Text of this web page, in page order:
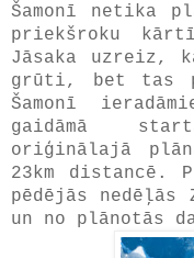
Šamonī netika
priekšroku
Jāsaka uzreiz,
grūti, bet tas
Šamonī
gaidāmā
oriģinālajā
23km distancē.
pēdējās nedēļās
un no plānotās